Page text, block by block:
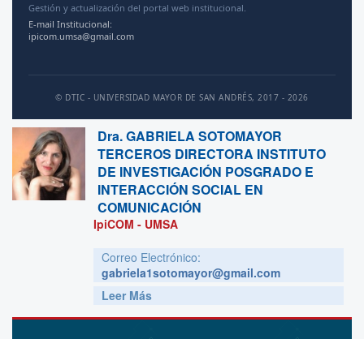
Gestión y actualización del portal web institucional.
E-mail Institucional:
ipicom.umsa@gmail.com
© DTIC - UNIVERSIDAD MAYOR DE SAN ANDRÉS, 2017 - 2026
Dra.GABRIELA SOTOMAYOR
TERCEROS DIRECTORA INSTITUTO
DE INVESTIGACIÓN POSGRADO E
INTERACCIÓN SOCIAL EN
COMUNICACIÓN
IpiCOM - UMSA
Correo Electrónico:
gabriela1sotomayor@gmail.com
Leer Más